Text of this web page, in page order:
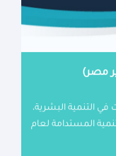
مصر)
في التنمية البشرية،
المستدامة لعام